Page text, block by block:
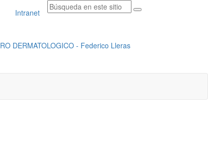
Intranet
RADICACION ORFEO